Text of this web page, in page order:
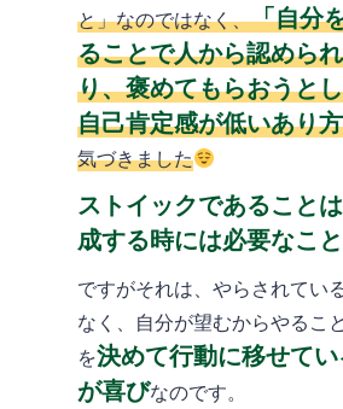
と」なのではなく、「自分
ることで人から認めら
り、褒めてもらおうと
自己肯定感が低いあり方
気づきました
ストイックであること
成する時には必要なこと
ですがそれは、やらされてい
なく、自分が望むからやるこ
を決めて行動に移せて
が喜びなのです。